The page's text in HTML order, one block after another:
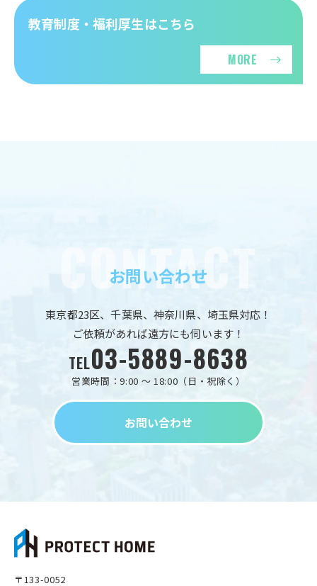
教育制度・福利厚生はこちら
MORE
お問い合わせ
東京都23区、千葉県、神奈川県、埼玉県対応！
ご依頼があれば遠方にも伺います！
TEL03-5889-8638
営業時間：9:00 ～ 18:00（日・祝除く）
お問い合わせ
〒133-0052